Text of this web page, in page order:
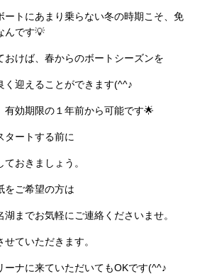
ートにあまり乗らない冬の時期こそ、免
んです💡
おけば、春からのボートシーズンを
く迎えることができます(^^♪
有効期限の１年前から可能です🌟
タートする前に
おきましょう。
をご希望の方は
までお気軽にご連絡くださいませ。
ていただきます。
ーナに来ていただいてもOKです(^^♪